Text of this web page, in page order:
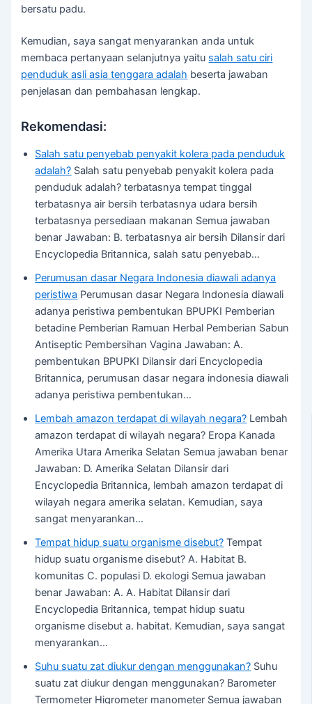
bersatu padu.
Kemudian, saya sangat menyarankan anda untuk
membaca pertanyaan selanjutnya yaitu salah satu ciri
penduduk asli asia tenggara adalah beserta jawaban
penjelasan dan pembahasan lengkap.
Rekomendasi:
Salah satu penyebab penyakit kolera pada penduduk
adalah? Salah satu penyebab penyakit kolera pada
penduduk adalah? terbatasnya tempat tinggal
terbatasnya air bersih terbatasnya udara bersih
terbatasnya persediaan makanan Semua jawaban
benar Jawaban: B. terbatasnya air bersih Dilansir dari
Encyclopedia Britannica, salah satu penyebab…
Perumusan dasar Negara Indonesia diawali adanya
peristiwa Perumusan dasar Negara Indonesia diawali
adanya peristiwa pembentukan BPUPKI Pemberian
betadine Pemberian Ramuan Herbal Pemberian Sabun
Antiseptic Pembersihan Vagina Jawaban: A.
pembentukan BPUPKI Dilansir dari Encyclopedia
Britannica, perumusan dasar negara indonesia diawali
adanya peristiwa pembentukan…
Lembah amazon terdapat di wilayah negara? Lembah
amazon terdapat di wilayah negara? Eropa Kanada
Amerika Utara Amerika Selatan Semua jawaban benar
Jawaban: D. Amerika Selatan Dilansir dari
Encyclopedia Britannica, lembah amazon terdapat di
wilayah negara amerika selatan. Kemudian, saya
sangat menyarankan…
Tempat hidup suatu organisme disebut? Tempat
hidup suatu organisme disebut? A. Habitat B.
komunitas C. populasi D. ekologi Semua jawaban
benar Jawaban: A. A. Habitat Dilansir dari
Encyclopedia Britannica, tempat hidup suatu
organisme disebut a. habitat. Kemudian, saya sangat
menyarankan…
Suhu suatu zat diukur dengan menggunakan? Suhu
suatu zat diukur dengan menggunakan? Barometer
Termometer Higrometer manometer Semua jawaban